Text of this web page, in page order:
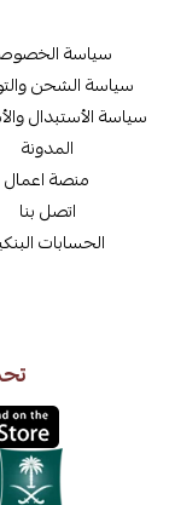
سياسة
سياسة الشحن
سياسة الأستبدال
المدونة
منصة اعمال
اتصل بنا
الحسابات